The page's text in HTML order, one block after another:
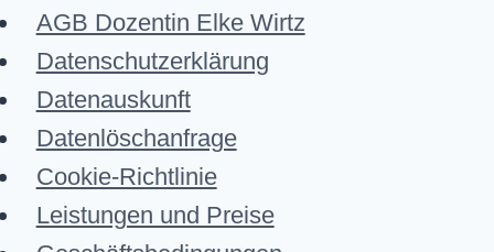
AGB Dozentin Elke Wirtz
Datenschutzerklärung
Datenauskunft
Datenlöschanfrage
Cookie-Richtlinie
Leistungen und Preise